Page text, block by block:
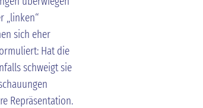
„linken“
sich eher
Hat die
schweigt sie
Repräsentation.